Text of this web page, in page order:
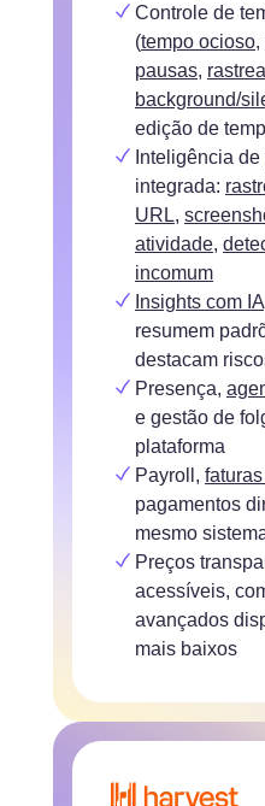
Controle de
(tempo ocioso,
pausas,
background/
edição de
Inteligência
integrada:
URL,
atividade,
incomum
Insights com IA
resumem
destacam
Presença,
e gestão de
plataforma
Payroll,
pagamentos
mesmo
Preços
acessíveis,
avançados
mais baixos